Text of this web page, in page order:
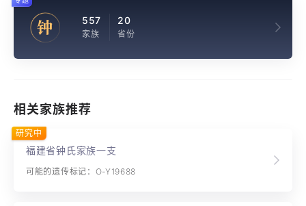
钟 557
家族
20
省份
相关家族推荐
福建省钟氏家族一支
可能的遗传标记：O-Y19688
研究中